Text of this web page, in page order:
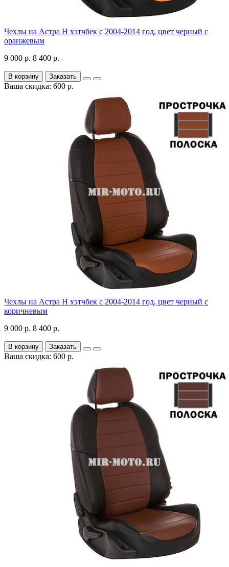
Чехлы на Астра H хэтчбек с 2004-2014 год, цвет черный с
оранжевым
9 000 р. 8 400 р.
В корзину Заказать
Ваша скидка: 600 р.
Чехлы на Астра H хэтчбек с 2004-2014 год, цвет черный с
коричневым
9 000 р. 8 400 р.
В корзину Заказать
Ваша скидка: 600 р.